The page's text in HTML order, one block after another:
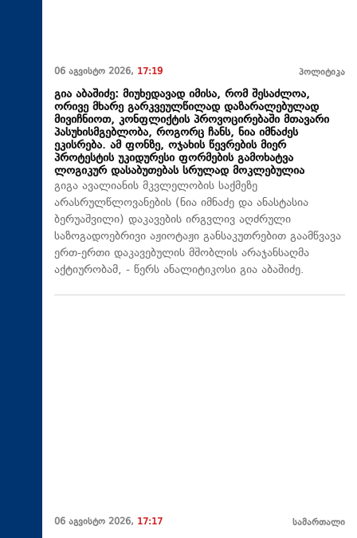
06 აგვისტო 2026, 17:19 პოლიტიკა
გია აბაშიძე: მიუხედავად იმისა, რომ შესაძლოა,
ორივე მხარე გარკვეულწილად დაზარალებულად
მივიჩნიოთ, კონფლიქტის პროვოცირებაში მთავარი
პასუხისმგებლობა, როგორც ჩანს, ნია იმნაძეს
ეკისრება. ამ ფონზე, ოჯახის წევრების მიერ
პროტესტის უკიდურესი ფორმების გამოხატვა
ლოგიკურ დასაბუთებას სრულად მოკლებულია
გიგა ავალიანის მკვლელობის საქმეზე
არასრულწლოვანების (ნია იმნაძე და ანასტასია
ბერუაშვილი) დაკავების ირგვლივ აღძრული
საზოგადოებრივი აჟიოტაჟი განსაკუთრებით გაამწვავა
ერთ-ერთი დაკავებულის მშობლის არაჯანსაღმა
აქტიურობამ, - წერს ანალიტიკოსი გია აბაშიძე.
06 აგვისტო 2026, 17:17 სამართალი